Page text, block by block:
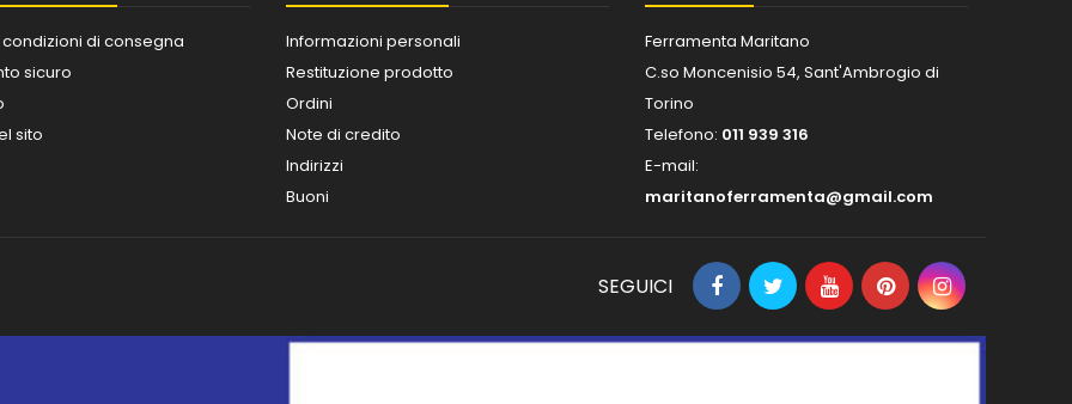
di consegna
sicuro
sito
Informazioni personali
Restituzione prodotto
Ordini
Note di credito
Indirizzi
Buoni
Ferramenta Maritano
C.so Moncenisio 54, Sant'Ambrogio di
Torino
Telefono: 011 939 316
E-mail:
maritanoferramenta@gmail.com
SEGUICI